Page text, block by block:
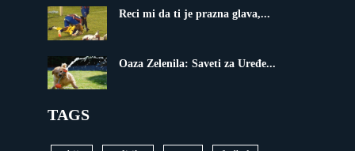
Reci mi da ti je prazna glava,...
Oaza Zelenila: Saveti za Uređe...
TAGS